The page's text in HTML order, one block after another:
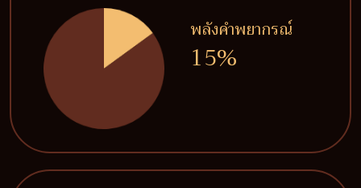
พลังคำพยากรณ์
15%